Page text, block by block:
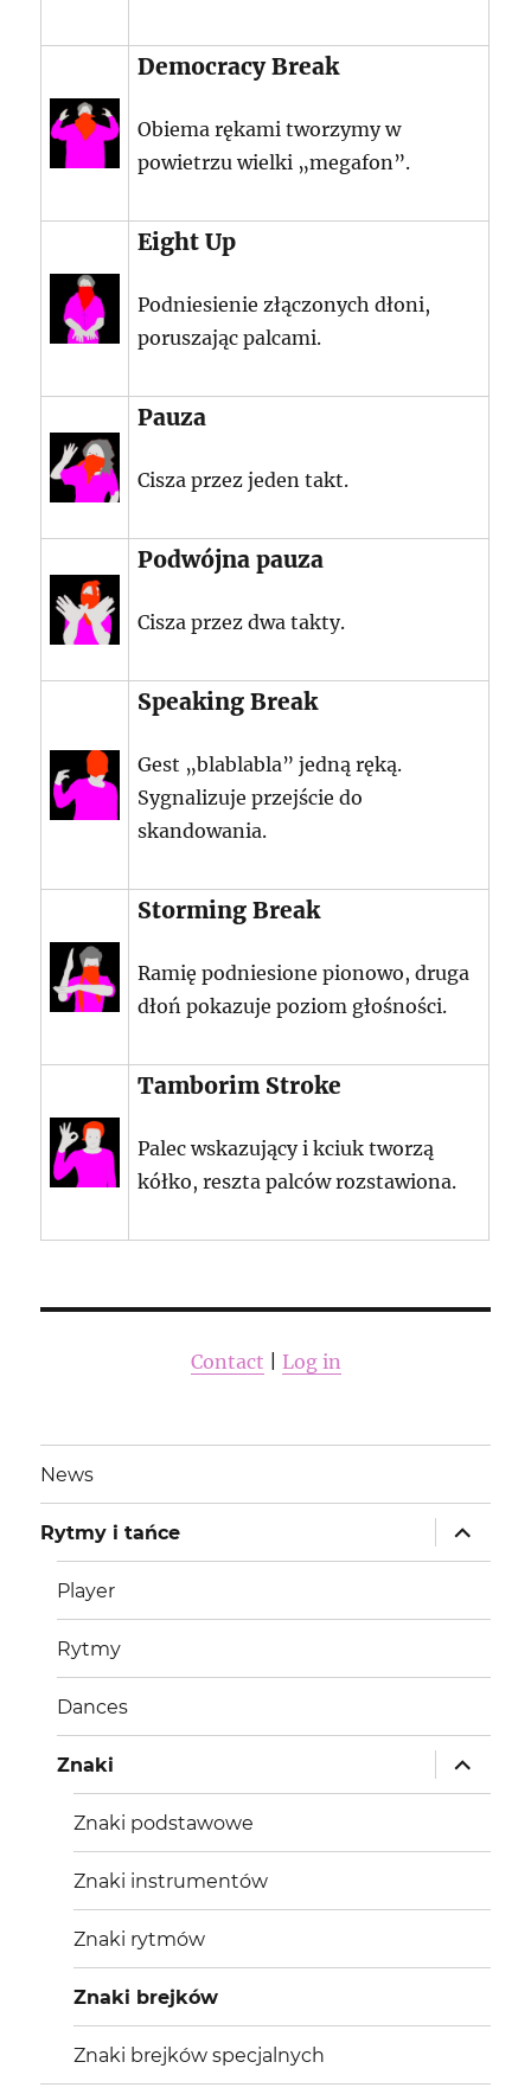
Democracy Break
Obiema rękami tworzymy w
powietrzu wielki „megafon”.
Eight Up
Podniesienie złączonych dłoni,
poruszając palcami.
Pauza
Cisza przez jeden takt.
Podwójna pauza
Cisza przez dwa takty.
Speaking Break
Gest „blablabla” jedną ręką.
Sygnalizuje przejście do
skandowania.
Storming Break
Ramię podniesione pionowo, druga
dłoń pokazuje poziom głośności.
Tamborim Stroke
Palec wskazujący i kciuk tworzą
kółko, reszta palców rozstawiona.
Contact Log in
News
Rytmy i tańce
rozwiń
menu
potomne
Player
Rytmy
Dances
Znaki
rozwiń
menu
potomne
Znaki podstawowe
Znaki instrumentów
Znaki rytmów
Znaki brejków
Znaki brejków specjalnych